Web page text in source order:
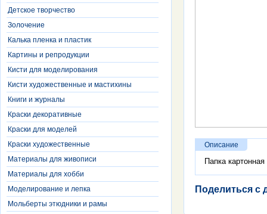
Детское творчество
Золочение
Калька пленка и пластик
Картины и репродукции
Кисти для моделирования
Кисти художественные и мастихины
Книги и журналы
Краски декоративные
Краски для моделей
Краски художественные
Материалы для живописи
Материалы для хобби
Моделирование и лепка
Мольберты этюдники и рамы
Описание
Папка
Поделиться с